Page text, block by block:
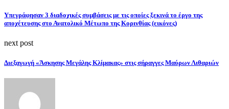
Υπεγράφησαν 3 διαδοχικές συμβάσεις με τις οποίες ξεκινά το έργο της
αποχέτευσης στο Ανατολικό Μέτωπο της Κορινθίας (εικόνες)
next post
Διεξαγωγή «Άσκησης Μεγάλης Κλίμακας» στις σήραγγες Μαύρων Λιθαριών